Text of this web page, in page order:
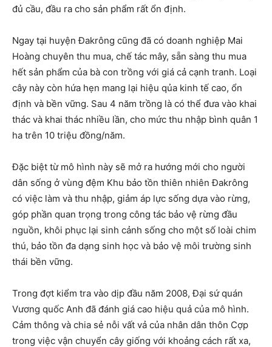
đủ cầu, đầu ra cho sản phẩm rất ổn định.
Ngay tại huyện Đakrông cũng đã có doanh nghiệp Mai
Hoàng chuyên thu mua, chế tác mây, sẵn sàng thu mua
hết sản phẩm của bà con trồng với giá cả cạnh tranh. Loại
cây này còn hứa hẹn mang lại hiệu qủa kinh tế cao, ổn
định và bền vững. Sau 4 năm trồng là có thể đưa vào khai
thác và khai thác nhiều lần, cho mức thu nhập bình quân 1
ha trên 10 triệu đồng/năm.
Đặc biệt từ mô hình này sẽ mở ra hướng mới cho người
dân sống ở vùng đệm Khu bảo tồn thiên nhiên Đakrông
có việc làm và thu nhập, giảm áp lực sống dựa vào rừng,
góp phần quan trọng trong công tác bảo vệ rừng đầu
nguồn, khôi phục lại sinh cảnh sống cho một số loài chim
thú, bảo tồn đa dạng sinh học và bảo vệ môi trường sinh
thái bền vững.
Trong đợt kiểm tra vào dịp đầu năm 2008, Đại sứ quán
Vương quốc Anh đã đánh giá cao hiệu quả của mô hình.
Cảm thông và chia sẻ nỗi vất vả của nhân dân thôn Cợp
trong việc vận chuyển cây giống với khoảng cách rất xa,